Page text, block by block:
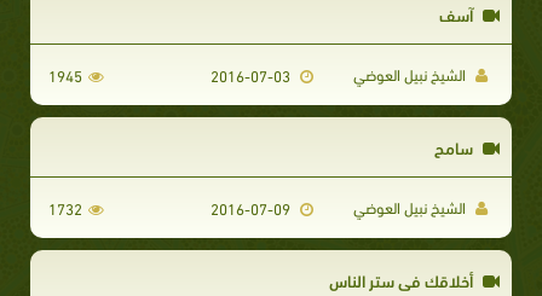
آسف
الشيخ نبيل العوضي 1945
سامح
الشيخ نبيل العوضي 1732
أخلاقك في ستر الناس